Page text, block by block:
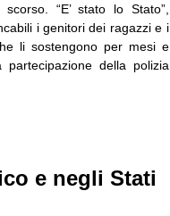
scorso. “E’ stato lo Stato”,
i genitori dei ragazzi e i
li sostengono per mesi e
della polizia
e negli Stati